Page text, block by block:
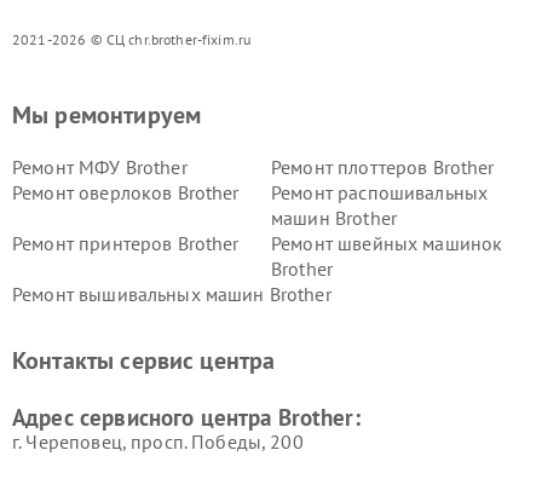
2021-2026 © СЦ chr.brother-fixim.ru
Мы ремонтируем
Ремонт МФУ Brother
Ремонт плоттеров Brother
Ремонт оверлоков Brother
Ремонт распошивальных
машин Brother
Ремонт принтеров Brother
Ремонт швейных машинок
Brother
Ремонт вышивальных машин Brother
Контакты сервис центра
Адрес сервисного центра Brother:
г. Череповец, просп. Победы, 200